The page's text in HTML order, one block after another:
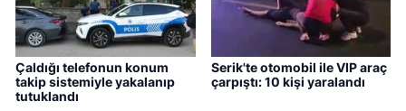
Çaldığı telefonun konum
takip sistemiyle yakalanıp
tutuklandı
Serik'te otomobil ile VIP araç
çarpıştı: 10 kişi yaralandı